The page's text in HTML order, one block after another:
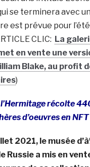
se terminera avec
est prévue pour
CLIC: La
en vente une
Blake, au profit
)
récolte
d’oeuvres en
2021, le musée
Russie a mis en